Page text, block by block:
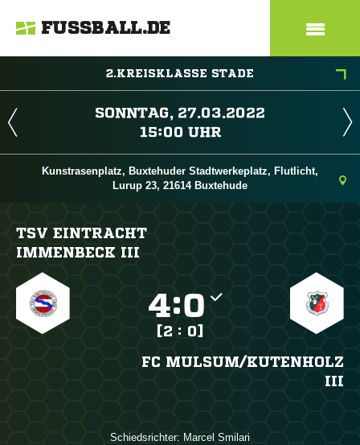
FUSSBALL.DE
2.KREISKLASSE STADE
 
 
Kunstrasenplatz, Buxtehuder Stadtwerkeplatz, Flutlicht,
Lurup 23, 21614 Buxtehude
TSV EINTRACHT
IMMENBECK III
:
[2 : 0]
FC MULSUM/​KUTENHOLZ
III
Schiedsrichter:  